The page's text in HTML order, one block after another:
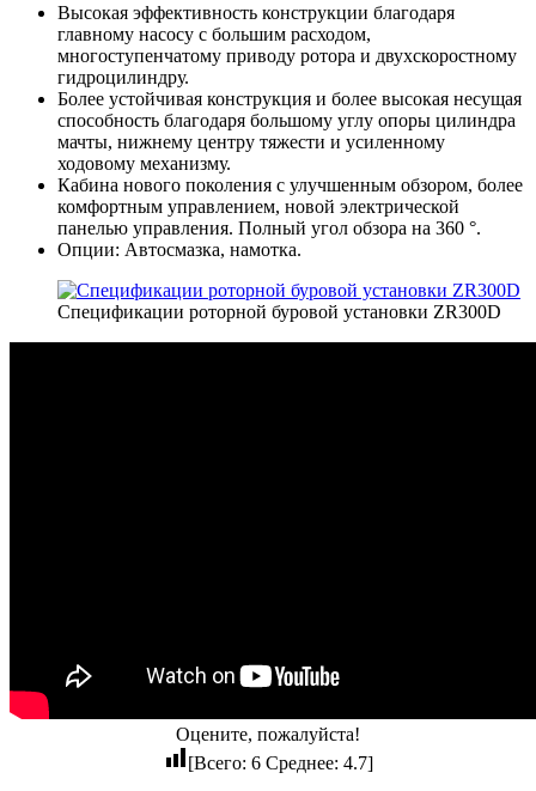
Высокая эффективность конструкции благодаря
главному насосу с большим расходом,
многоступенчатому приводу ротора и двухскоростному
гидроцилиндру.
Более устойчивая конструкция и более высокая несущая
способность благодаря большому углу опоры цилиндра
мачты, нижнему центру тяжести и усиленному
ходовому механизму.
Кабина нового поколения с улучшенным обзором, более
комфортным управлением, новой электрической
панелью управления. Полный угол обзора на 360 °.
Опции: Автосмазка, намотка.
Спецификации роторной буровой установки ZR300D
Оцените, пожалуйста!
[Всего: 6Среднее: 4.7]